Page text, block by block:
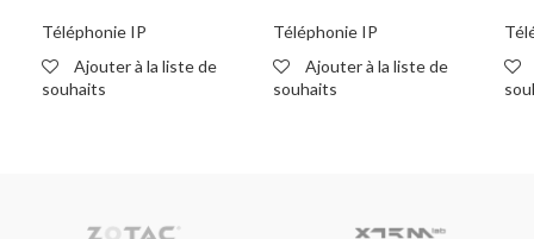
Téléphonie IP
Ajouter à la liste de
souhaits
Téléphonie IP
Ajouter à la liste de
souhaits